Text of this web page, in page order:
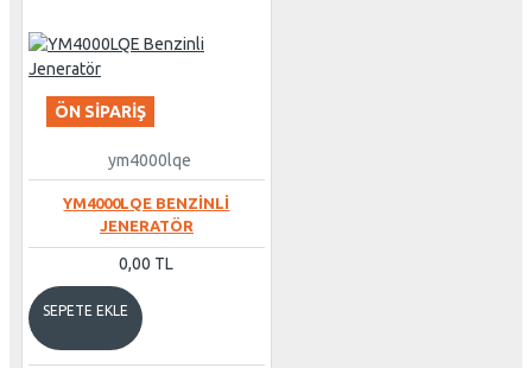
ÖN SIPARIŞ
ym4000lqe
YM4000LQE BENZINLI
JENERATÖR
0,00 TL
SEPETE EKLE